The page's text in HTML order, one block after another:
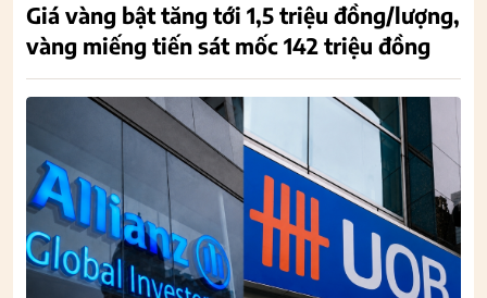
Giá vàng bật tăng tới 1,5 triệu đồng/lượng,
vàng miếng tiến sát mốc 142 triệu đồng